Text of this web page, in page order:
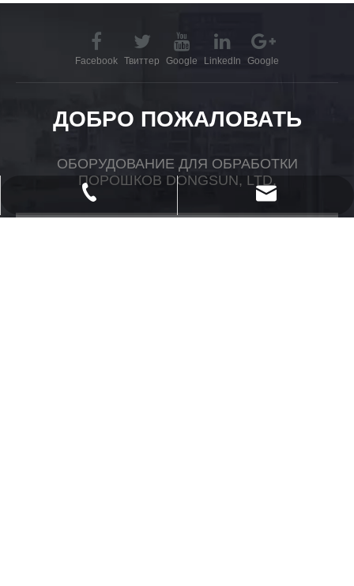
Facebook Твиттер Google LinkedIn Google
ДОБРО ПОЖАЛОВАТЬ
ОБОРУДОВАНИЕ ДЛЯ ОБРАБОТКИ
ПОРОШКОВ DONGSUN, LTD.